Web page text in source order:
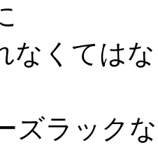
なくては
ズラック